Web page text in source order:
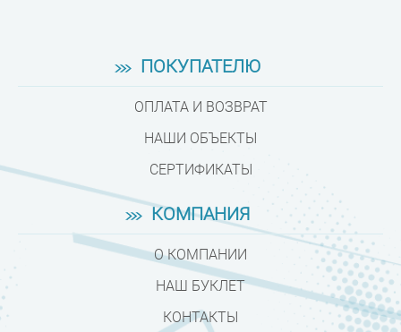
ПОКУПАТЕЛЮ
ОПЛАТА И ВОЗВРАТ
НАШИ ОБЪЕКТЫ
СЕРТИФИКАТЫ
КОМПАНИЯ
О КОМПАНИИ
НАШ БУКЛЕТ
КОНТАКТЫ